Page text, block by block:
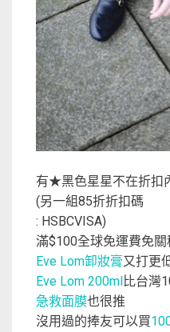
有★黑色星星不在折扣
(另一組85折折扣碼
: HSBCVISA)
滿$100全球免運費免關
Eve Lom卸妝膏又打更
Eve Lom 200ml 比台灣
急救面膜也很推
沒用過的捧友可以買